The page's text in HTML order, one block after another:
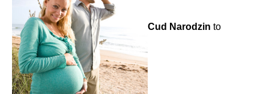
Cud Narodzin to